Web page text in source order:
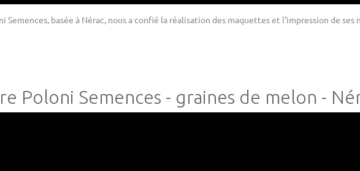
Semences, basée à Nérac, nous a confié la réalisation des maquettes et l'impression de ses
Poloni Semences - graines de melon -